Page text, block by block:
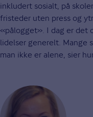
inkludert sosialt, på
fristeder uten press og
«pålogget». I dag er det
lidelser generelt. Mange
man ikke er alene, sier